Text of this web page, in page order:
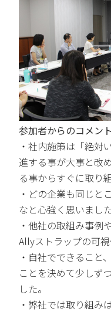
参加者からのコメント
・社内施策は「絶対
進する事が大事と改
る事からすぐに取り
・どの企業も同じと
なと心強く思いました
・他社の取組み事例
Allyストラップの可視
・自社でできること
ことを決めて少しず
した。
・弊社では取り組み